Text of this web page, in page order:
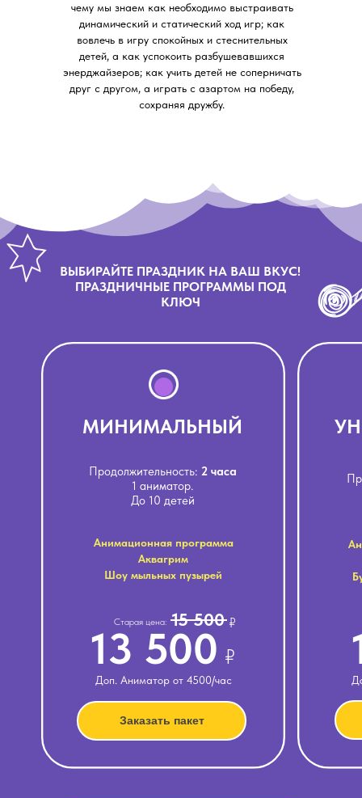
чему мы знаем как необходимо выстраивать
динамический и статический ход игр; как
вовлечь в игру спокойных и стеснительных
детей, а как успокоить разбушевавшихся
энерджайзеров; как учить детей не соперничать
друг с другом, а играть с азартом на победу,
сохраняя дружбу.
ВЫБИРАЙТЕ ПРАЗДНИК НА ВАШ ВКУС!
ПРАЗДНИЧНЫЕ ПРОГРАММЫ ПОД
КЛЮЧ
15 500 ₽
Старая цена:
13 500
Продолжительность: 2 часа
1 аниматор.
До 10 детей
₽
Заказать пакет
Анимационная программа
Аквагрим
Шоу мыльных пузырей
МИНИМАЛЬНЫЙ
Доп. Аниматор от 4500/час